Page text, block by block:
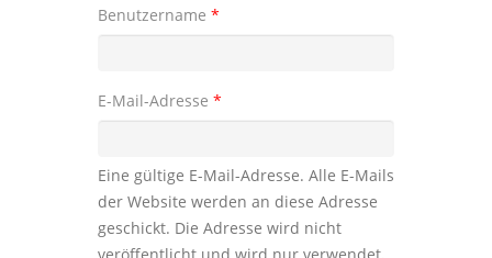
Benutzername *
E-Mail-Adresse *
Eine gültige E-Mail-Adresse. Alle E-Mails
der Website werden an diese Adresse
geschickt. Die Adresse wird nicht